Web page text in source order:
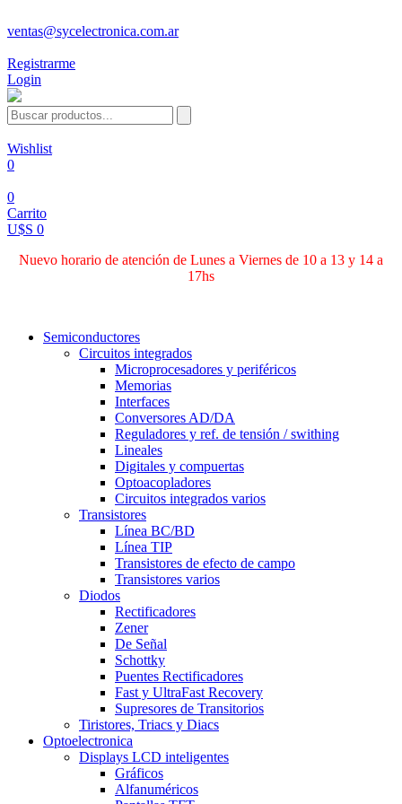
ventas@sycelectronica.com.ar
Registrarme
Login
Wishlist
0
0
Carrito
U$S 0
Nuevo horario de atención de Lunes a Viernes de 10 a 13 y 14 a
17hs
Semiconductores
Circuitos integrados
Microprocesadores y periféricos
Memorias
Interfaces
Conversores AD/DA
Reguladores y ref. de tensión / swithing
Lineales
Digitales y compuertas
Optoacopladores
Circuitos integrados varios
Transistores
Línea BC/BD
Línea TIP
Transistores de efecto de campo
Transistores varios
Diodos
Rectificadores
Zener
De Señal
Schottky
Puentes Rectificadores
Fast y UltraFast Recovery
Supresores de Transitorios
Tiristores, Triacs y Diacs
Optoelectronica
Displays LCD inteligentes
Gráficos
Alfanuméricos